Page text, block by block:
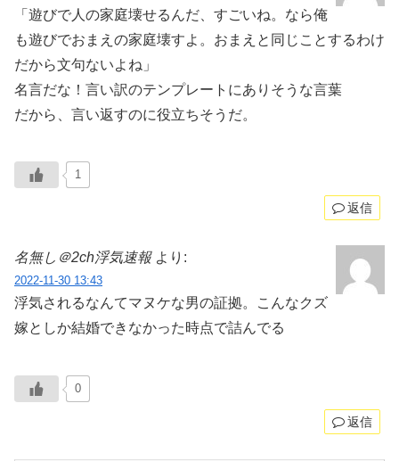
「遊びで人の家庭壊せるんだ、すごいね。なら俺
も遊びでおまえの家庭壊すよ。おまえと同じことするわけ
だから文句ないよね」
名言だな！言い訳のテンプレートにありそうな言葉
だから、言い返すのに役立ちそうだ。
1
返信
名無し＠2ch浮気速報 より:
2022-11-30 13:43
浮気されるなんてマヌケな男の証拠。こんなクズ
嫁としか結婚できなかった時点で詰んでる
0
返信